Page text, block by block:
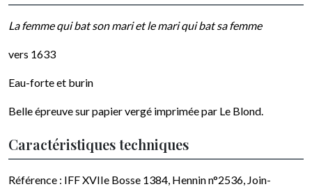
La femme qui bat son mari et le mari qui bat sa femme
vers 1633
Eau-forte et burin
Belle épreuve sur papier vergé imprimée par Le Blond.
Caractéristiques techniques
Référence : IFF XVIIe Bosse 1384, Hennin n°2536, Join-